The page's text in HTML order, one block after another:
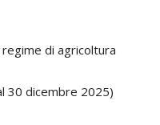
di agricoltura
30 dicembre 2025)